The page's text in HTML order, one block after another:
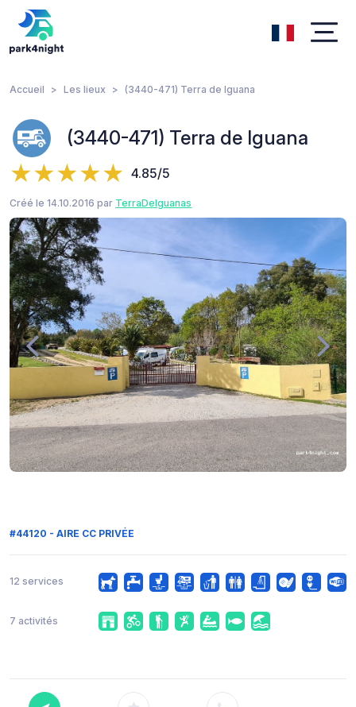
Accueil Les lieux (3440-471) Terra de Iguana
(3440-471) Terra de Iguana
4.85/5
Créé le 14.10.2016 par TerraDeIguanas
#44120 - AIRE CC PRIVÉE
12 services
7 activités